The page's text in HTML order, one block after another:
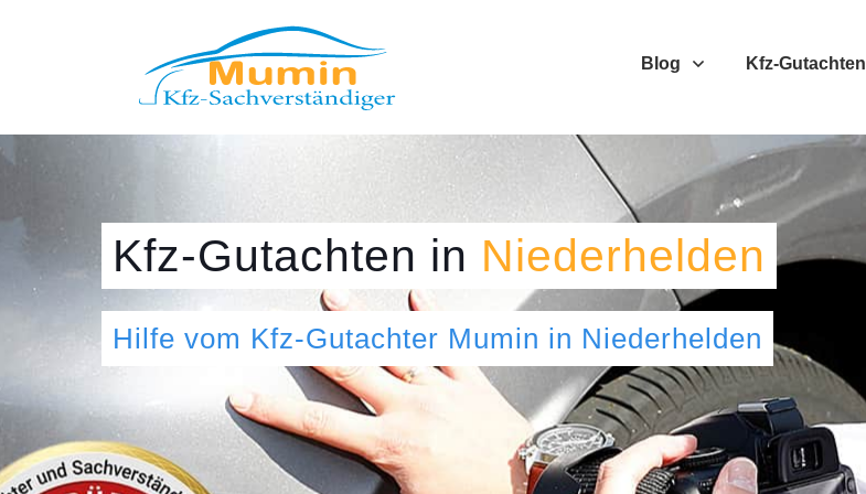
Blog Kfz-Gutachten
Kfz-Gutachten in Niederhelden
Hilfe vom Kfz-Gutachter Mumin in Niederhelden